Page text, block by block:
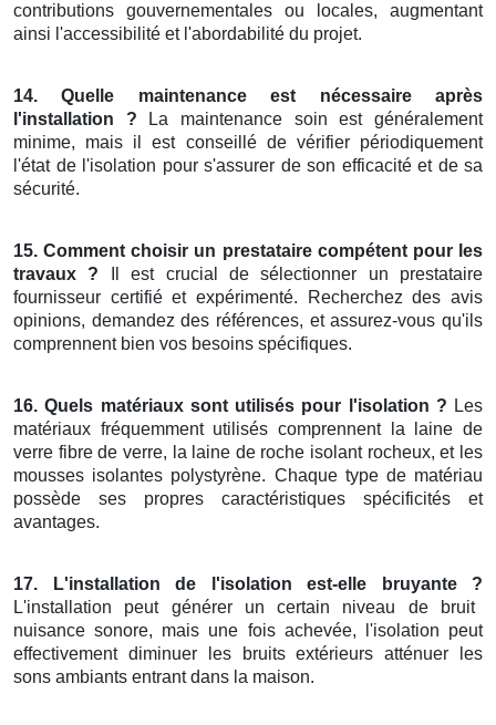
contributions gouvernementales ou locales, augmentant
ainsi l'accessibilité et l'abordabilité du projet.
14. Quelle maintenance est nécessaire après
l'installation ? La maintenance soin est généralement
minime, mais il est conseillé de vérifier périodiquement
l'état de l'isolation pour s'assurer de son efficacité et de sa
sécurité.
15. Comment choisir un prestataire compétent pour les
travaux ? Il est crucial de sélectionner un prestataire
fournisseur certifié et expérimenté. Recherchez des avis
opinions, demandez des références, et assurez-vous qu'ils
comprennent bien vos besoins spécifiques.
16. Quels matériaux sont utilisés pour l'isolation ? Les
matériaux fréquemment utilisés comprennent la laine de
verre fibre de verre, la laine de roche isolant rocheux, et les
mousses isolantes polystyrène. Chaque type de matériau
possède ses propres caractéristiques spécificités et
avantages.
17. L'installation de l'isolation est-elle bruyante ?
L'installation peut générer un certain niveau de bruit
nuisance sonore, mais une fois achevée, l'isolation peut
effectivement diminuer les bruits extérieurs atténuer les
sons ambiants entrant dans la maison.